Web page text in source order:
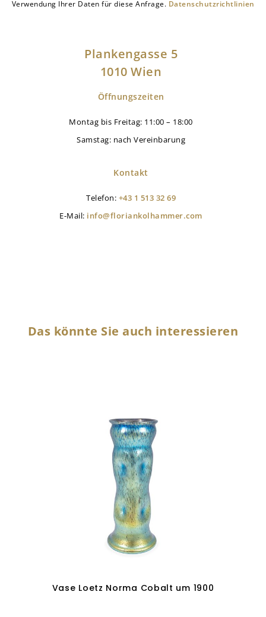
Verwendung Ihrer Daten für diese Anfrage. Datenschutzrichtlinien
Plankengasse 5
1010 Wien
Öffnungszeiten
Montag bis Freitag: 11:00 – 18:00
Samstag: nach Vereinbarung
Kontakt
Telefon: +43 1 513 32 69
E-Mail: info@floriankolhammer.com
Das könnte Sie auch interessieren
Vase Loetz Norma Cobalt um 1900